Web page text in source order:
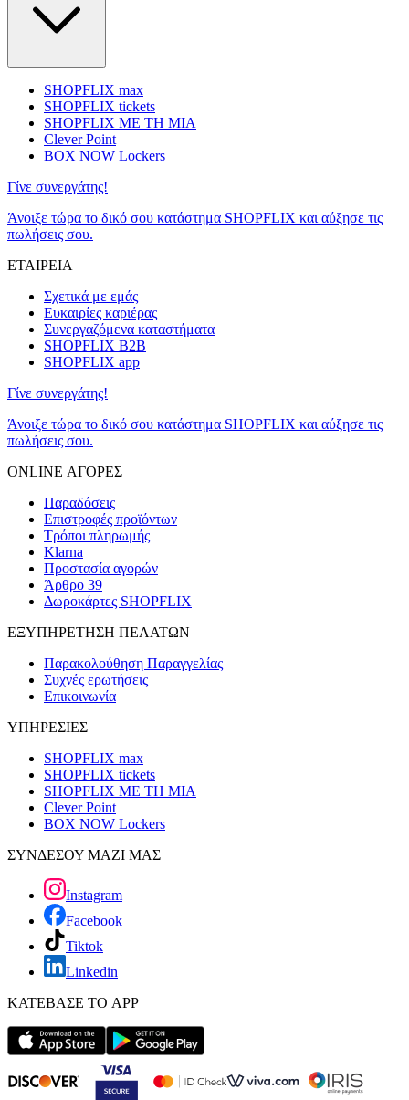
SHOPFLIX max
SHOPFLIX tickets
SHOPFLIX ΜΕ ΤΗ ΜΙΑ
Clever Point
BOX NOW Lockers
Γίνε συνεργάτης!
Άνοιξε τώρα το δικό σου κατάστημα SHOPFLIX και αύξησε τις
πωλήσεις σου.
ΕΤΑΙΡΕΙΑ
Σχετικά με εμάς
Ευκαιρίες καριέρας
Συνεργαζόμενα καταστήματα
SHOPFLIX B2B
SHOPFLIX app
Γίνε συνεργάτης!
Άνοιξε τώρα το δικό σου κατάστημα SHOPFLIX και αύξησε τις
πωλήσεις σου.
ONLINE ΑΓΟΡΕΣ
Παραδόσεις
Επιστροφές προϊόντων
Τρόποι πληρωμής
Klarna
Προστασία αγορών
Άρθρο 39
Δωροκάρτες SHOPFLIX
ΕΞΥΠΗΡΕΤΗΣΗ ΠΕΛΑΤΩΝ
Παρακολούθηση Παραγγελίας
Συχνές ερωτήσεις
Επικοινωνία
ΥΠΗΡΕΣΙΕΣ
SHOPFLIX max
SHOPFLIX tickets
SHOPFLIX ΜΕ ΤΗ ΜΙΑ
Clever Point
BOX NOW Lockers
ΣΥΝΔΕΣΟΥ ΜΑΖΙ ΜΑΣ
Instagram
Facebook
Tiktok
Linkedin
ΚΑΤΕΒΑΣΕ ΤΟ APP